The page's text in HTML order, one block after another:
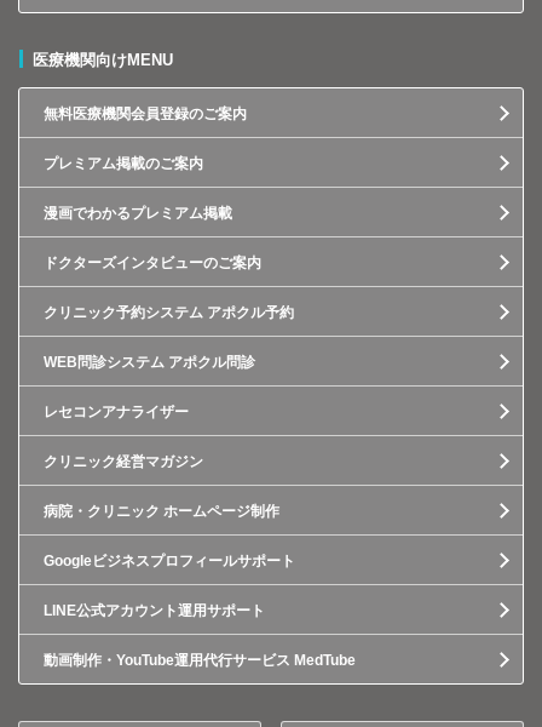
医療機関向けMENU
無料医療機関会員登録のご案内
プレミアム掲載のご案内
漫画でわかるプレミアム掲載
ドクターズインタビューのご案内
クリニック予約システム アポクル予約
WEB問診システム アポクル問診
レセコンアナライザー
クリニック経営マガジン
病院・クリニック ホームページ制作
Googleビジネスプロフィールサポート
LINE公式アカウント運用サポート
動画制作・YouTube運用代行サービス MedTube